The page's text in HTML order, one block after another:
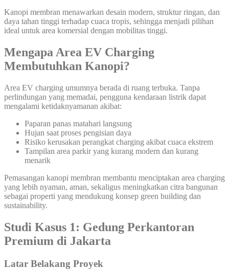
Kanopi membran menawarkan desain modern, struktur ringan, dan
daya tahan tinggi terhadap cuaca tropis, sehingga menjadi pilihan
ideal untuk area komersial dengan mobilitas tinggi.
Mengapa Area EV Charging
Membutuhkan Kanopi?
Area EV charging umumnya berada di ruang terbuka. Tanpa
perlindungan yang memadai, pengguna kendaraan listrik dapat
mengalami ketidaknyamanan akibat:
Paparan panas matahari langsung
Hujan saat proses pengisian daya
Risiko kerusakan perangkat charging akibat cuaca ekstrem
Tampilan area parkir yang kurang modern dan kurang
menarik
Pemasangan kanopi membran membantu menciptakan area charging
yang lebih nyaman, aman, sekaligus meningkatkan citra bangunan
sebagai properti yang mendukung konsep green building dan
sustainability.
Studi Kasus 1: Gedung Perkantoran
Premium di Jakarta
Latar Belakang Proyek